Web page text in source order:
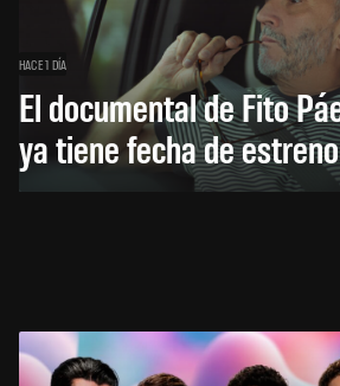
HACE 1 DÍA
El documental de Fito
ya tiene fecha de